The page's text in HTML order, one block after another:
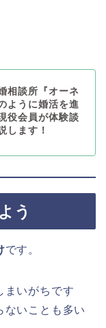
相談所『オーネ
ように婚活を進
役会員が体験談
します！
う
です。
まいがちです
ないことも多い